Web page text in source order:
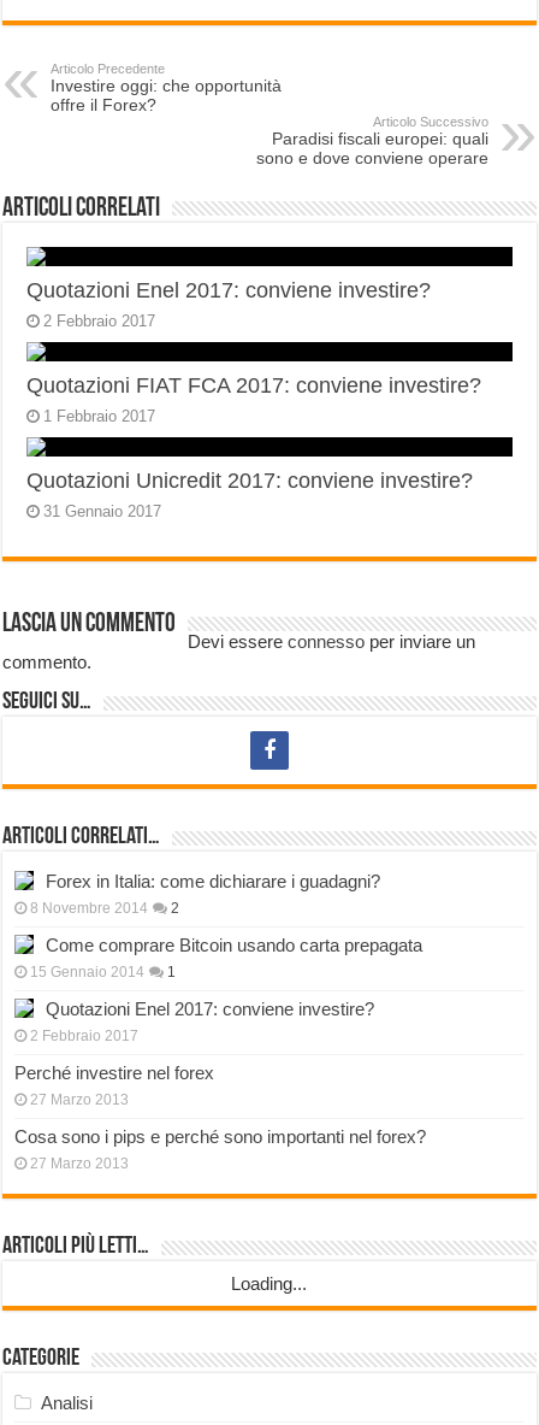
Articolo Precedente
Investire oggi: che opportunità
offre il Forex?
Articolo Successivo
Paradisi fiscali europei: quali
sono e dove conviene operare
Articoli correlati
Quotazioni Enel 2017: conviene investire?
2 Febbraio 2017
Quotazioni FIAT FCA 2017: conviene investire?
1 Febbraio 2017
Quotazioni Unicredit 2017: conviene investire?
31 Gennaio 2017
Lascia un commento
Devi essereconnesso per inviare un
commento.
Seguici su…
Articoli correlati…
Forex in Italia: come dichiarare i guadagni?
8 Novembre 2014 2
Come comprare Bitcoin usando carta prepagata
15 Gennaio 2014 1
Quotazioni Enel 2017: conviene investire?
2 Febbraio 2017
Perché investire nel forex
27 Marzo 2013
Cosa sono i pips e perché sono importanti nel forex?
27 Marzo 2013
Articoli più Letti…
Loading...
Categorie
Analisi